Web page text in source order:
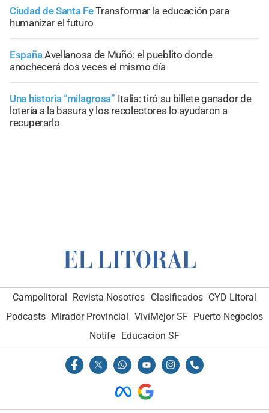
Ciudad de Santa FeTransformar la educación para
humanizar el futuro
EspañaAvellanosa de Muñó: el pueblito donde
anochecerá dos veces el mismo día
Una historia “milagrosa” Italia: tiró su billete ganador de
lotería a la basura y los recolectores lo ayudaron a
recuperarlo
Campolitoral Revista Nosotros Clasificados CYD Litoral
Podcasts Mirador Provincial VivíMejor SF Puerto Negocios
Notife Educacion SF